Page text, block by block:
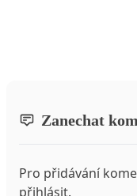
Zanechat
Pro přidávání
přihlásit.